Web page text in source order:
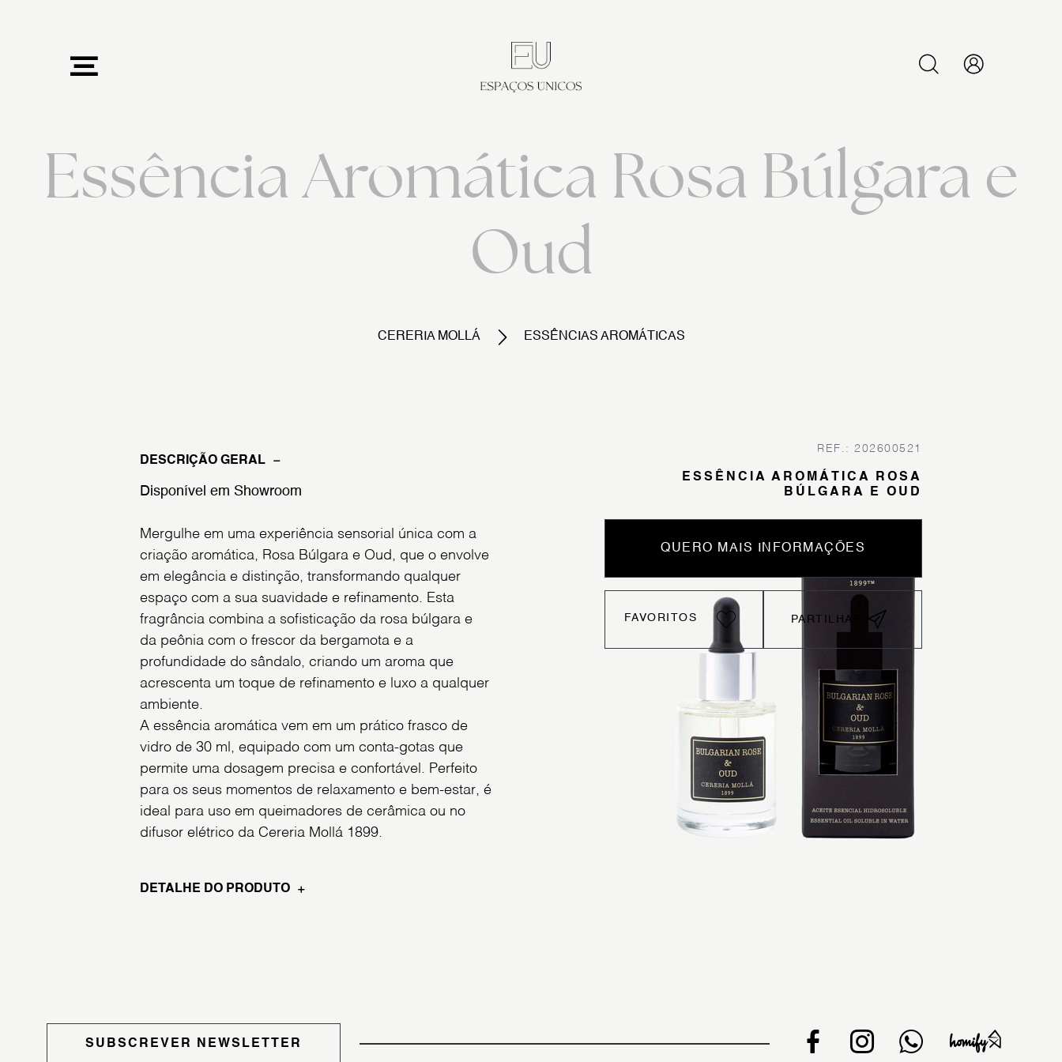
Essência Aromática Rosa Búlgara e
Oud
CERERIA MOLLÁ ESSÊNCIAS AROMÁTICAS
DESCRIÇÃO GERAL
Disponível em Showroom
Mergulhe em uma experiência sensorial única com a
criação aromática, Rosa Búlgara e Oud, que o envolve
em elegância e distinção, transformando qualquer
espaço com a sua suavidade e refinamento. Esta
fragrância combina a sofisticação da rosa búlgara e
da peônia com o frescor da bergamota e a
profundidade do sândalo, criando um aroma que
acrescenta um toque de refinamento e luxo a qualquer
ambiente.
A essência aromática vem em um prático frasco de
vidro de 30 ml, equipado com um conta-gotas que
permite uma dosagem precisa e confortável. Perfeito
para os seus momentos de relaxamento e bem-estar, é
ideal para uso em queimadores de cerâmica ou no
difusor elétrico da Cereria Mollá 1899.
DETALHE DO PRODUTO
REF.: 202600521
ESSÊNCIA AROMÁTICA ROSA
BÚLGARA E OUD
QUERO MAIS INFORMAÇÕES
FAVORITOS PARTILHAR
SUBSCREVER NEWSLETTER